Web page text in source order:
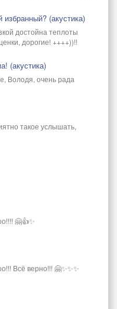
(акустика)
достойна теплоты
дорогие! ++++))!!
(акустика)
Володя, очень рада
такое услышать,
🤗👍✨
Всё верно!!! 🤗✨✨✨